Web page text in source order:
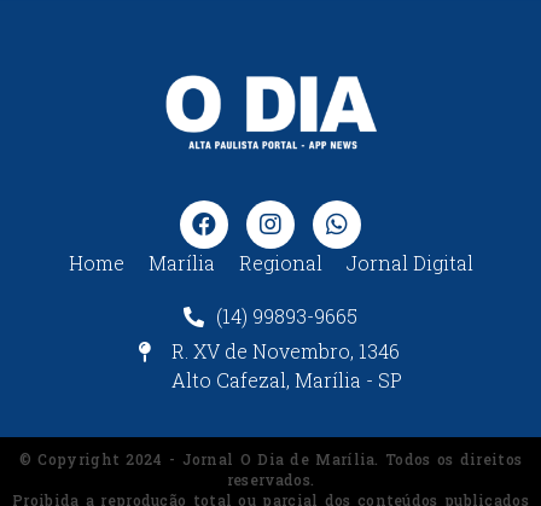
Home Marília Regional Jornal Digital
(14) 99893-9665
R. XV de Novembro, 1346
Alto Cafezal, Marília - SP
© Copyright 2024 - Jornal O Dia de Marília. Todos os direitos
reservados.
Proibida a reprodução total ou parcial dos conteúdos publicados